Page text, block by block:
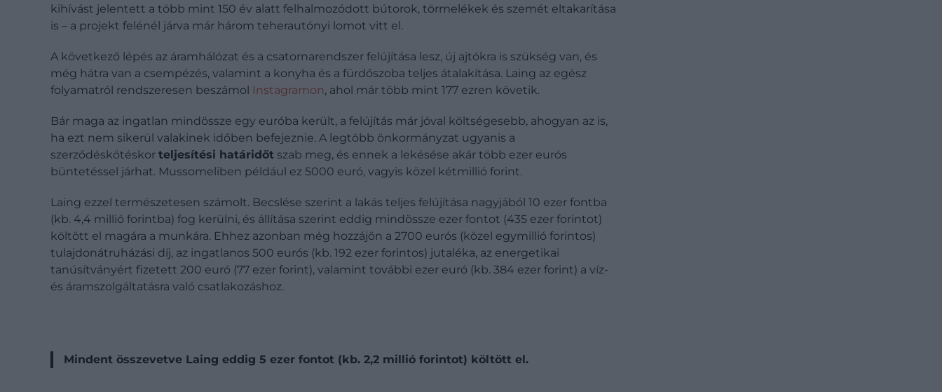
kihívást jelentett a több mint 150 év alatt felhalmozódott bútorok, törmelékek és szemét eltakarítása
is – a projekt felénél járva már három teherautónyi lomot vitt el.
A következő lépés az áramhálózat és a csatornarendszer felújítása lesz, új ajtókra is szükség van, és
még hátra van a csempézés, valamint a konyha és a fürdőszoba teljes átalakítása. Laing az egész
folyamatról rendszeresen beszámol Instagramon, ahol már több mint 177 ezren követik.
Bár maga az ingatlan mindössze egy euróba került, a felújítás már jóval költségesebb, ahogyan az is,
ha ezt nem sikerül valakinek időben befejeznie. A legtöbb önkormányzat ugyanis a
szerződéskötéskor teljesítési határidőt szab meg, és ennek a lekésése akár több ezer eurós
büntetéssel járhat. Mussomeliben például ez 5000 euró, vagyis közel kétmillió forint.
Laing ezzel természetesen számolt. Becslése szerint a lakás teljes felújítása nagyjából 10 ezer fontba
(kb. 4,4 millió forintba) fog kerülni, és állítása szerint eddig mindössze ezer fontot (435 ezer forintot)
költött el magára a munkára. Ehhez azonban még hozzájön a 2700 eurós (közel egymillió forintos)
tulajdonátruházási díj, az ingatlanos 500 eurós (kb. 192 ezer forintos) jutaléka, az energetikai
tanúsítványért fizetett 200 euró (77 ezer forint), valamint további ezer euró (kb. 384 ezer forint) a víz-
és áramszolgáltatásra való csatlakozáshoz.
Mindent összevetve Laing eddig 5 ezer fontot (kb. 2,2 millió forintot) költött el.